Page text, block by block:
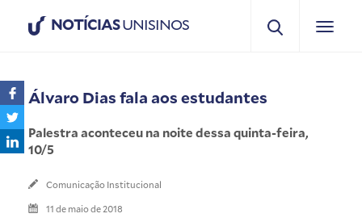
NOTÍCIASUNISINOS
Álvaro Dias fala aos estudantes
Palestra aconteceu na noite dessa quinta-feira,
10/5
Comunicação Institucional
11 de maio de 2018